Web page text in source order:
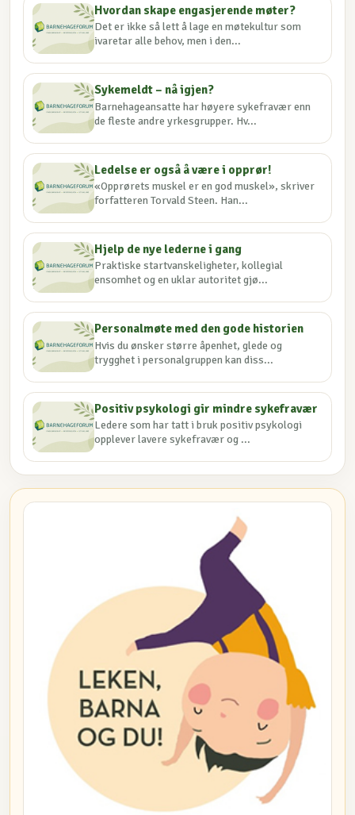
Hvordan skape engasjerende møter?
Det er ikke så lett å lage en møtekultur som
ivaretar alle behov, men i den...
Sykemeldt – nå igjen?
Barnehageansatte har høyere sykefravær enn
de fleste andre yrkesgrupper. Hv...
Ledelse er også å være i opprør!
«Opprørets muskel er en god muskel», skriver
forfatteren Torvald Steen. Han...
Hjelp de nye lederne i gang
Praktiske startvanskeligheter, kollegial
ensomhet og en uklar autoritet gjø...
Personalmøte med den gode historien
Hvis du ønsker større åpenhet, glede og
trygghet i personalgruppen kan diss...
Positiv psykologi gir mindre sykefravær
Ledere som har tatt i bruk positiv psykologi
opplever lavere sykefravær og ...